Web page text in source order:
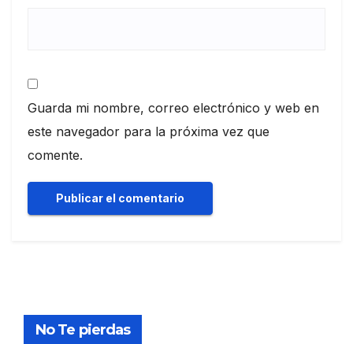
Guarda mi nombre, correo electrónico y web en
este navegador para la próxima vez que
comente.
No Te pierdas